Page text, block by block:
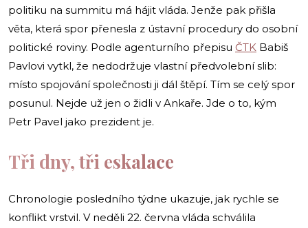
politiku na summitu má hájit vláda. Jenže pak přišla
věta, která spor přenesla z ústavní procedury do osobní
politické roviny. Podle agenturního přepisu ČTK Babiš
Pavlovi vytkl, že nedodržuje vlastní předvolební slib:
místo spojování společnosti ji dál štěpí. Tím se celý spor
posunul. Nejde už jen o židli v Ankaře. Jde o to, kým
Petr Pavel jako prezident je.
Tři dny, tři eskalace
Chronologie posledního týdne ukazuje, jak rychle se
konflikt vrstvil. V neděli 22. června vláda schválila